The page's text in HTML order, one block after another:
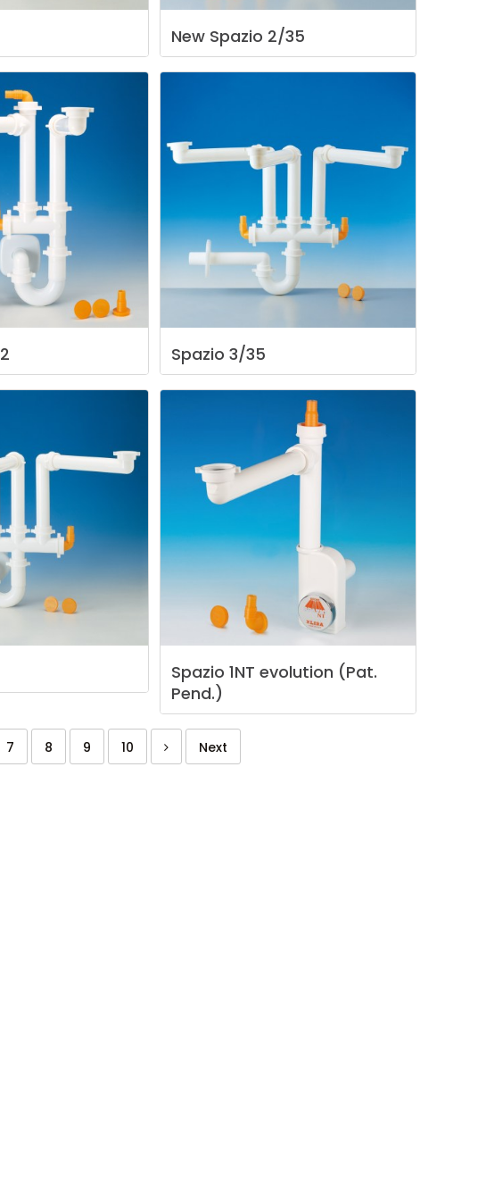
New Spazio 2/35
2 Spazio 3/35
Spazio 1NT evolution (Pat.
Pend.)
7 8 9 10 Next